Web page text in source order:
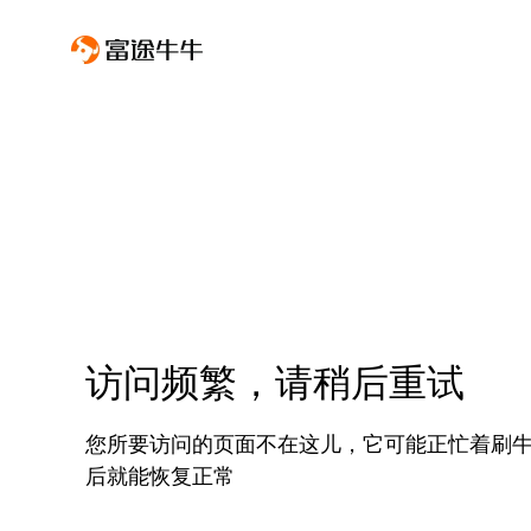
访问频繁，请稍后重试
您所要访问的页面不在这儿，它可能正忙着刷
后就能恢复正常